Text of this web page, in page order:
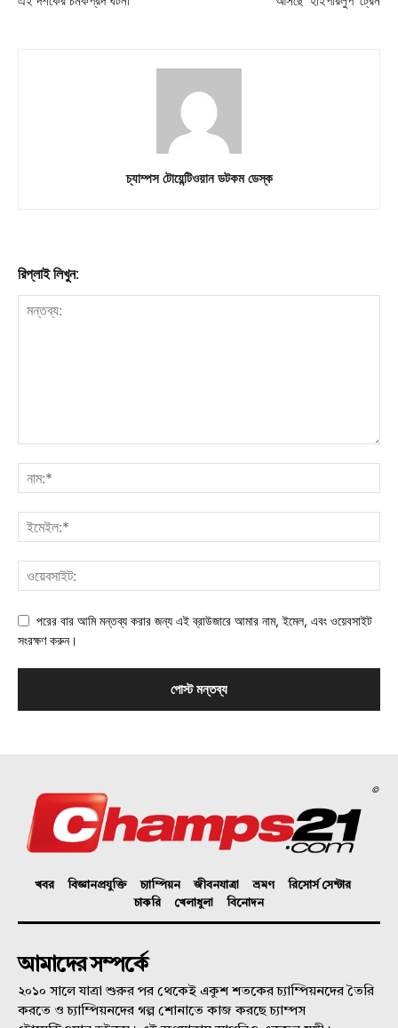
চ্যাম্পস টোয়েন্টিওয়ান ডটকম ডেস্ক
রিপ্লাই লিখুন:
পরের বার আমি মন্তব্য করার জন্য এই ব্রাউজারে আমার নাম, ইমেল, এবং ওয়েবসাইট
সংরক্ষণ করুন।
©
খবর বিজ্ঞানপ্রযুক্তি চ্যাম্পিয়ন জীবনযাত্রা ভ্রমণ
রিসোর্স সেন্টার
চাকরি
খেলাধুলা বিনোদন
আমাদের সম্পর্কে
২০১০ সালে যাত্রা শুরুর পর থেকেই একুশ শতকের চ্যাম্পিয়নদের তৈরি
করতে ও চ্যাম্পিয়নদের গল্প শোনাতে কাজ করছে চ্যাম্পস